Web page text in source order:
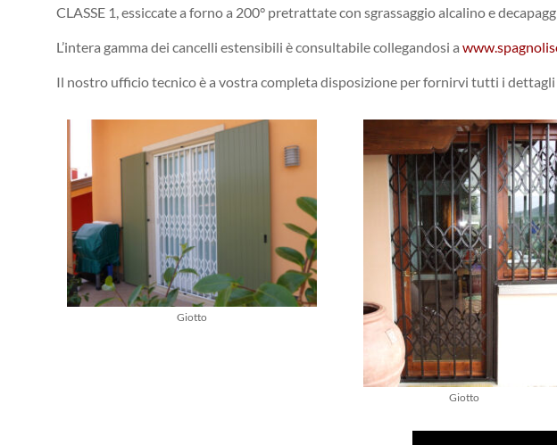
CLASSE 1, essiccate a forno a 200° pretrattate con sgrassaggio alcalino e
L’intera gamma dei cancelli estensibili è consultabile collegandosi a
Il nostro ufficio tecnico è a vostra completa disposizione per fornirvi tutti i
Giotto
Giotto